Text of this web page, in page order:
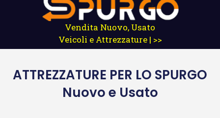
Vendita Nuovo, Usato
Veicoli e Attrezzature | >>
ATTREZZATURE PER LO SPURGO
Nuovo e Usato